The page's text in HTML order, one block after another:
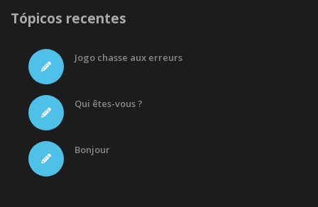
Tópicos recentes
Jogo chasse aux erreurs
Qui êtes-vous ?
Bonjour